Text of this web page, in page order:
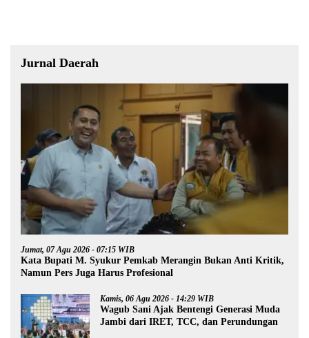
Jurnal Daerah
Jumat, 07 Agu 2026 - 07:15 WIB
Kata Bupati M. Syukur Pemkab Merangin Bukan Anti Kritik,
Namun Pers Juga Harus Profesional
Kamis, 06 Agu 2026 - 14:29 WIB
Wagub Sani Ajak Bentengi Generasi Muda
Jambi dari IRET, TCC, dan Perundungan